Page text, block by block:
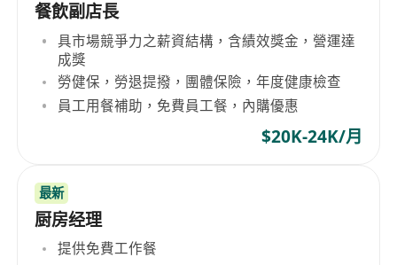
餐飲副店長
具市場競爭力之薪資結構，含績效獎金，營運達
成獎
勞健保，勞退提撥，團體保險，年度健康檢查
員工用餐補助，免費員工餐，內購優惠
$20K-24K/月
最新
厨房经理
提供免費工作餐